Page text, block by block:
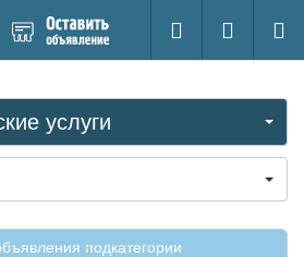
Поиск
Вход на
услуги
подкатегории